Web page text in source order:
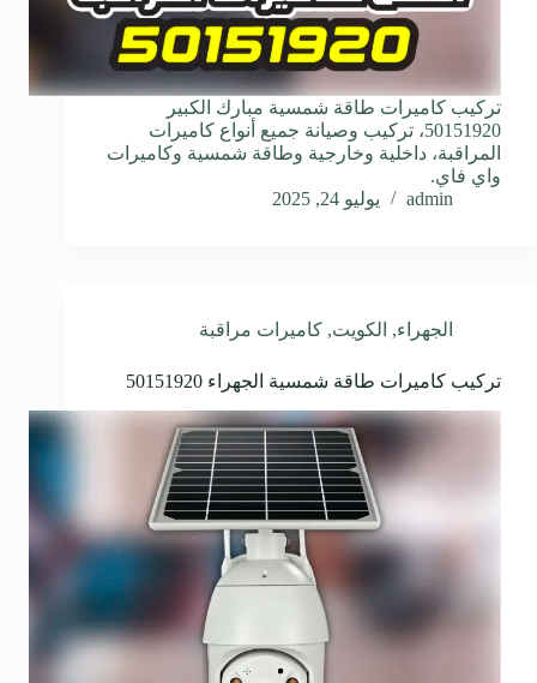
تركيب كاميرات طاقة شمسية مبارك الكبير
50151920، تركيب وصيانة جميع أنواع كاميرات
المراقبة، داخلية وخارجية وطاقة شمسية وكاميرات
واي فاي.
admin
يوليو 24, 2025
الجهراء, الكويت, كاميرات مراقبة
تركيب كاميرات طاقة شمسية الجهراء 50151920